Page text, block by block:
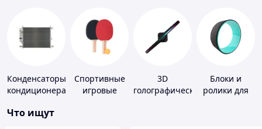
Конденсаторы
кондиционера
Спортивные
игровые
3D
голографические
Блоки и
ролики для
Что ищут